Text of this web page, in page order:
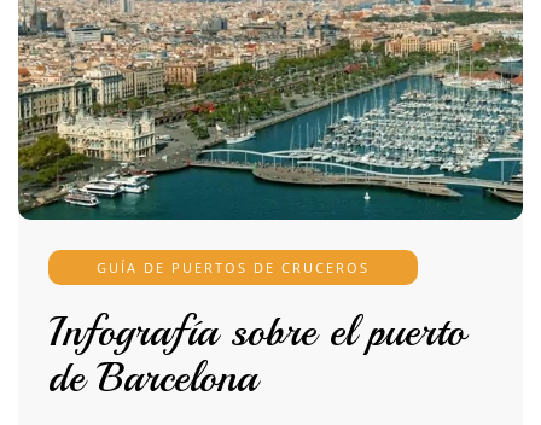
GUÍA DE PUERTOS DE CRUCEROS
Infografía sobre el puerto
de Barcelona